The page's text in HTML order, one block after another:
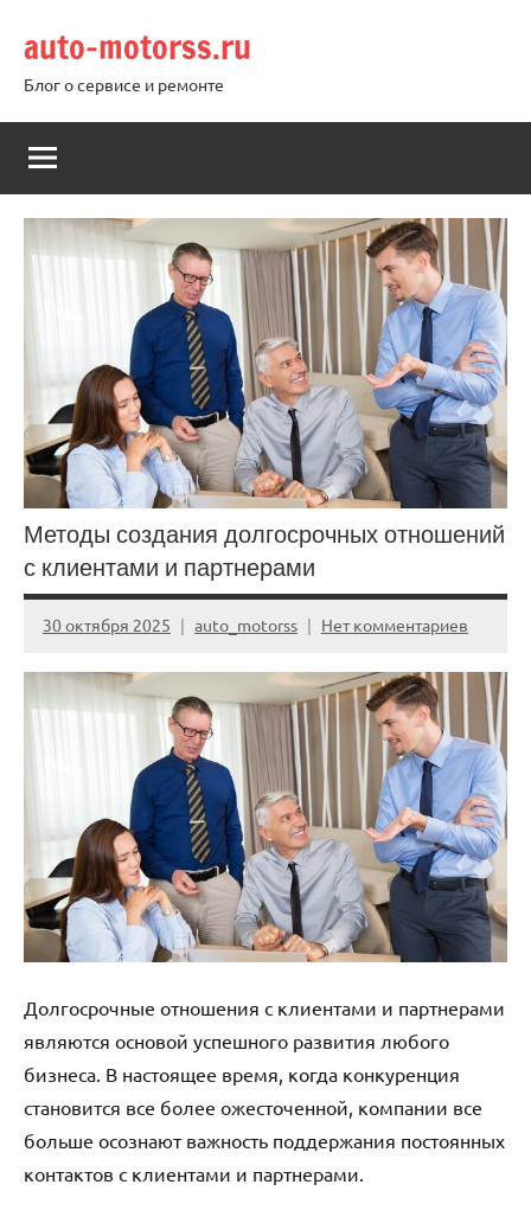
содержимому
auto-motorss.ru
Блог о сервисе и ремонте
Методы создания долгосрочных отношений
с клиентами и партнерами
30 октября 2025 auto_motorss Нет комментариев
Долгосрочные отношения с клиентами и партнерами
являются основой успешного развития любого
бизнеса. В настоящее время, когда конкуренция
становится все более ожесточенной, компании все
больше осознают важность поддержания постоянных
контактов с клиентами и партнерами.